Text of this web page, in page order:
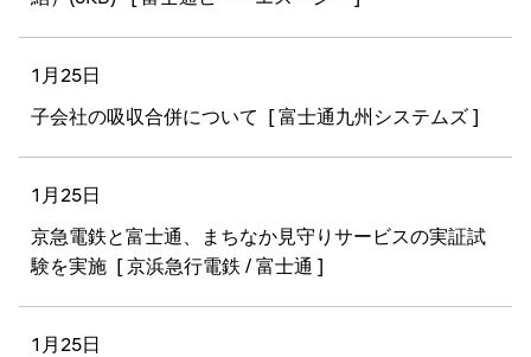
1月25日
子会社の吸収合併について
[ 富士通九州システムズ ]
1月25日
京急電鉄と富士通、まちなか見守りサービスの実証試
験を実施
[ 京浜急行電鉄 / 富士通 ]
1月25日